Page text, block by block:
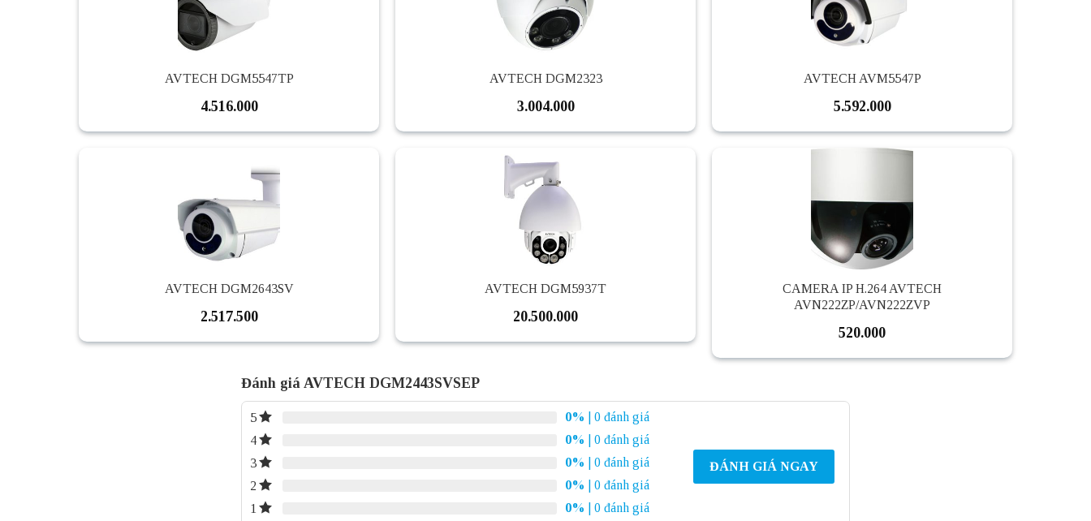
AVTECH DGM5547TP
4.516.000
AVTECH DGM2323
3.004.000
AVTECH AVM5547P
5.592.000
AVTECH DGM2643SV
2.517.500
AVTECH DGM5937T
20.500.000
CAMERA IP H.264 AVTECH
AVN222ZP/AVN222ZVP
520.000
Đánh giá AVTECH DGM2443SVSEP
5 0%
| 0 đánh giá
4
0%
| 0 đánh giá
3
0%
| 0 đánh giá
2
0%
| 0 đánh giá
1
0% | 0 đánh giá
ĐÁNH GIÁ NGAY